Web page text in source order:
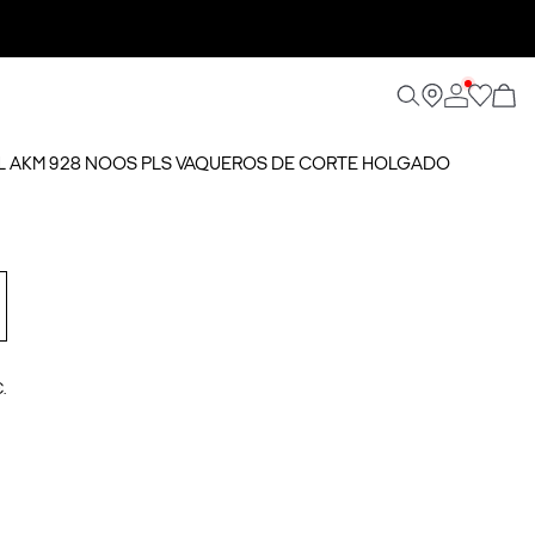
AKM 928 NOOS PLS VAQUEROS DE CORTE HOLGADO